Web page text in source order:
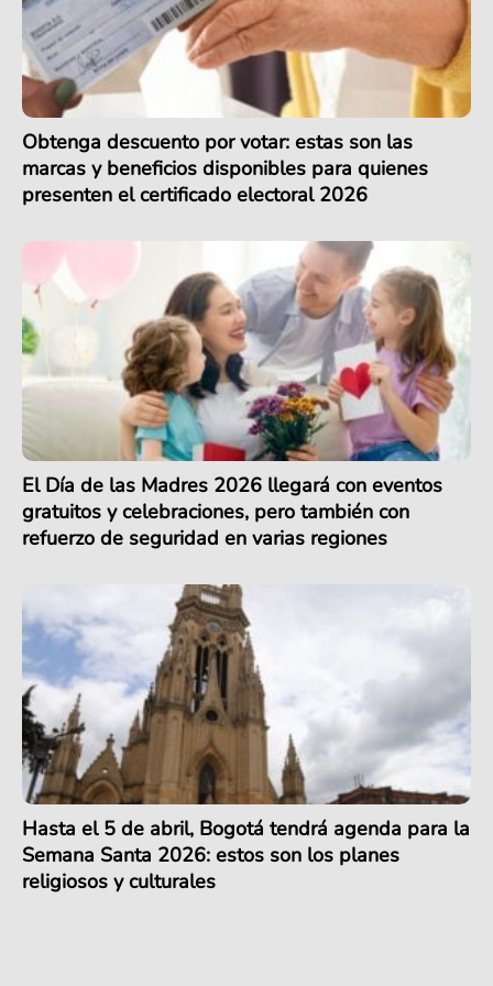
Obtenga descuento por votar: estas son las
marcas y beneficios disponibles para quienes
presenten el certificado electoral 2026
El Día de las Madres 2026 llegará con eventos
gratuitos y celebraciones, pero también con
refuerzo de seguridad en varias regiones
Hasta el 5 de abril, Bogotá tendrá agenda para la
Semana Santa 2026: estos son los planes
religiosos y culturales